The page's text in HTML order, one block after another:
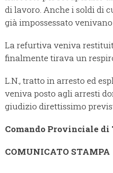
di lavoro. Anche i soldi di
già impossessato
La refurtiva veniva
finalmente tirava un
L.N., tratto in arresto ed
veniva posto agli arresti
giudizio direttissimo
Comando Provinciale di
COMUNICATO STAMPA